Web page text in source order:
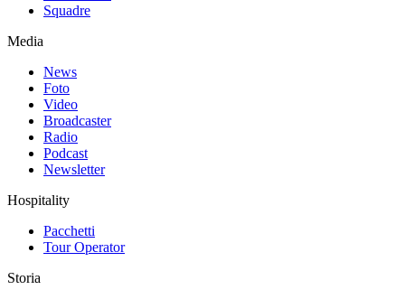
Squadre
Media
News
Foto
Video
Broadcaster
Radio
Podcast
Newsletter
Hospitality
Pacchetti
Tour Operator
Storia